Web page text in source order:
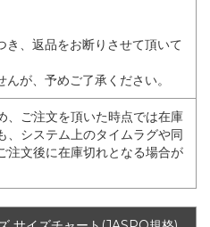
き、返品をお断りさせて頂いて
が、予めご了承ください。
、ご注文を頂いた時点では在庫
、システム上のタイムラグや同
注文後に在庫切れとなる場合が